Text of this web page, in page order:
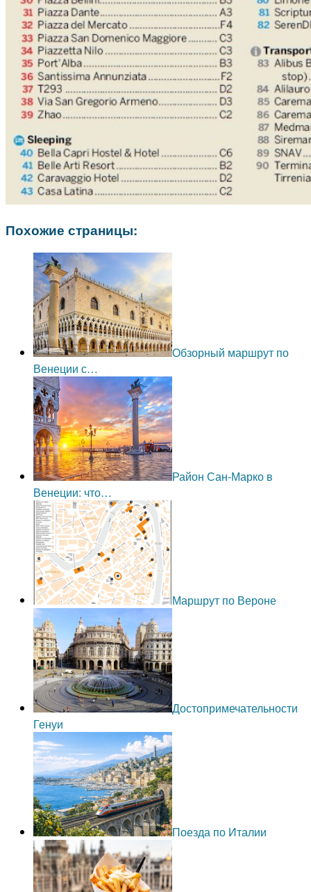
Похожие страницы:
Обзорный маршрут по
Венеции с…
Район Сан-Марко в
Венеции: что…
Маршрут по Вероне
Достопримечательности
Генуи
Поезда по Италии